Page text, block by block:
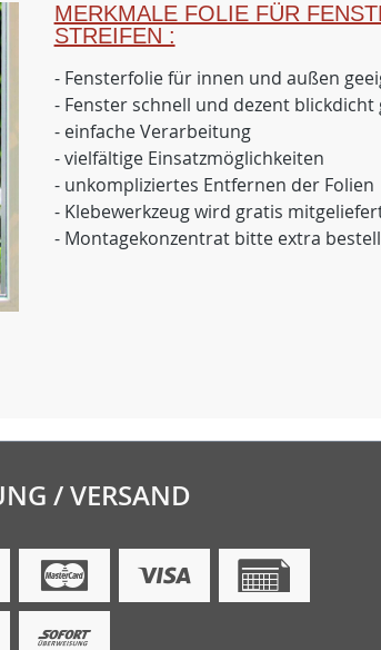
MERKMALE FOLIE FÜR
STREIFEN :
- Fensterfolie für innen und außen
- Fenster schnell und dezent blickdicht
- einfache Verarbeitung
- vielfältige Einsatzmöglichkeiten
- unkompliziertes Entfernen der Folien
- Klebewerkzeug wird gratis
- Montagekonzentrat bitte extra
/ VERSAND